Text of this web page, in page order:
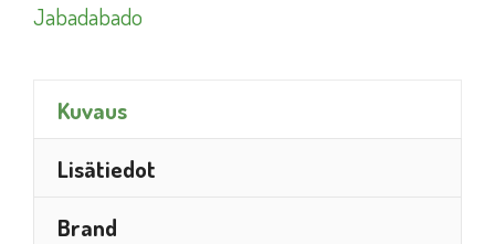
Jabadabado
Kuvaus
Lisätiedot
Brand